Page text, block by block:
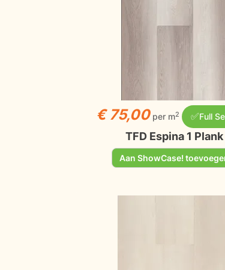
€ 75,00 per m2 ✅Full
TFD Espina 1 Plank
Aan ShowCase!